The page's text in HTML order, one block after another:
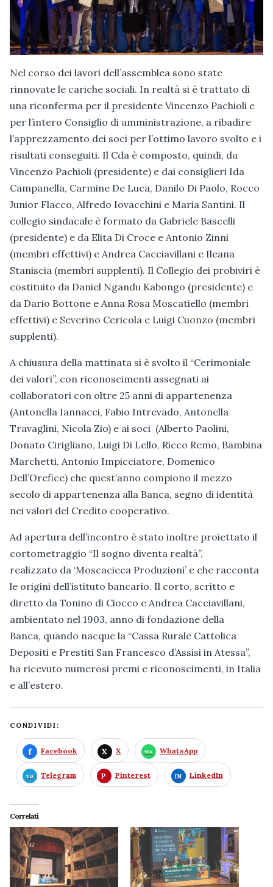
Nel corso dei lavori dell’assemblea sono state
rinnovate le cariche sociali. In realtà si è trattato di
una riconferma per il presidente Vincenzo Pachioli e
per l’intero Consiglio di amministrazione, a ribadire
l’apprezzamento dei soci per l’ottimo lavoro svolto e i
risultati conseguiti. Il Cda è composto, quindi, da
Vincenzo Pachioli (presidente) e dai consiglieri Ida
Campanella, Carmine De Luca, Danilo Di Paolo, Rocco
Junior Flacco, Alfredo Iovacchini e Maria Santini. Il
collegio sindacale è formato da Gabriele Bascelli
(presidente) e da Elita Di Croce e Antonio Zinni
(membri effettivi) e Andrea Cacciavillani e Ileana
Staniscia (membri supplenti). Il Collegio dei probiviri è
costituito da Daniel Ngandu Kabongo (presidente) e
da Dario Bottone e Anna Rosa Moscatiello (membri
effettivi) e Severino Cericola e Luigi Cuonzo (membri
supplenti).
A chiusura della mattinata si è svolto il “Cerimoniale
dei valori”, con riconoscimenti assegnati ai
collaboratori con oltre 25 anni di appartenenza
(Antonella Iannacci, Fabio Intrevado, Antonella
Travaglini, Nicola Zio) e ai soci (Alberto Paolini,
Donato Cirigliano, Luigi Di Lello, Ricco Remo, Bambina
Marchetti, Antonio Impicciatore, Domenico
Dell’Orefice) che quest’anno compiono il mezzo
secolo di appartenenza alla Banca, segno di identità
nei valori del Credito cooperativo.
Ad apertura dell’incontro è stato inoltre proiettato il
cortometraggio “Il sogno diventa realtà”,
realizzato da ‘Moscacieca Produzioni’ e che racconta
le origini dell’istituto bancario. Il corto, scritto e
diretto da Tonino di Ciocco e Andrea Cacciavillani,
ambientato nel 1903, anno di fondazione della
Banca, quando nacque la “Cassa Rurale Cattolica
Depositi e Prestiti San Francesco d’Assisi in Atessa”,
ha ricevuto numerosi premi e riconoscimenti, in Italia
e all’estero.
CONDIVIDI:
Facebook X WhatsApp
Telegram Pinterest LinkedIn
Correlati